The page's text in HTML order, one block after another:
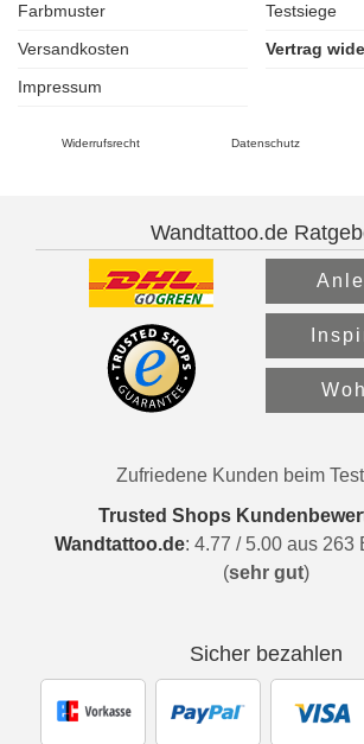
Farbmuster
Testsiege
Versandkosten
Vertrag
Impressum
Widerrufsrecht Datenschutz
Wandtattoo.de
Zufriedene Kunden beim
Trusted Shops
Wandtattoo.de: 4.77 / 5.00 aus 263
(sehr gut)
Sicher bezahlen